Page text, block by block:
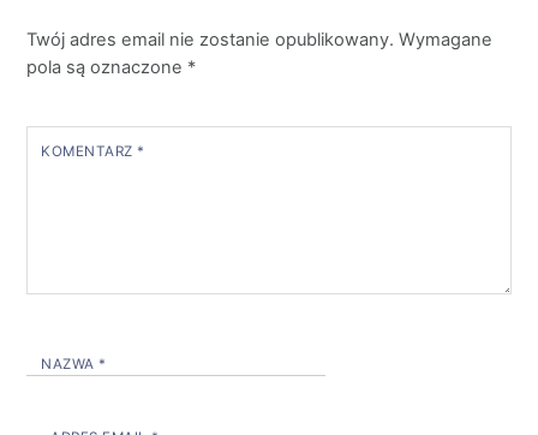
Twój adres email nie zostanie opublikowany. Wymagane
pola są oznaczone *
KOMENTARZ *
NAZWA *